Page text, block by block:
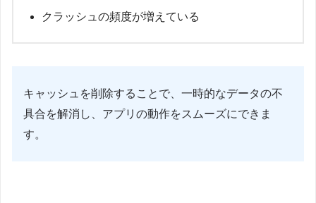
クラッシュの頻度が増えている
キャッシュを削除することで、一時的なデータの不
具合を解消し、アプリの動作をスムーズにできま
す。